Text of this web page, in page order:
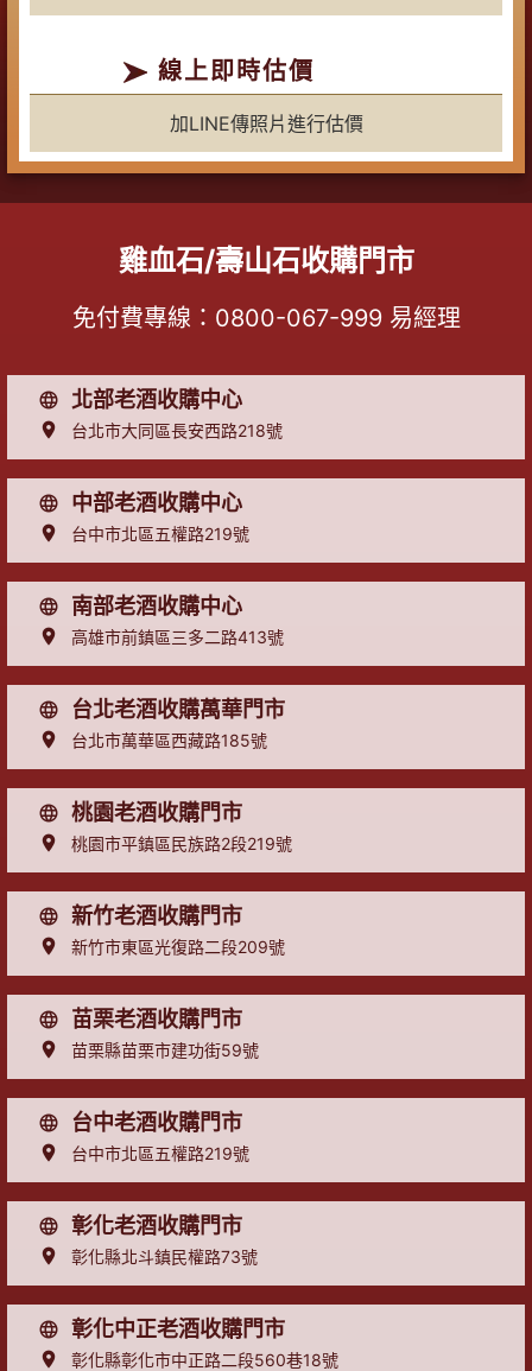
線上即時估價
加LINE傳照片進行估價
雞血石/壽山石收購門市
免付費專線： 0800-067-999易經理
北部老酒收購中心
台北市大同區長安西路218號
中部老酒收購中心
台中市北區五權路219號
南部老酒收購中心
高雄市前鎮區三多二路413號
台北老酒收購萬華門市
台北市萬華區西藏路185號
桃園老酒收購門市
桃園市平鎮區民族路2段219號
新竹老酒收購門市
新竹市東區光復路二段209號
苗栗老酒收購門市
苗栗縣苗栗市建功街59號
台中老酒收購門市
台中市北區五權路219號
彰化老酒收購門市
彰化縣北斗鎮民權路73號
彰化中正老酒收購門市
彰化縣彰化市中正路二段560巷18號